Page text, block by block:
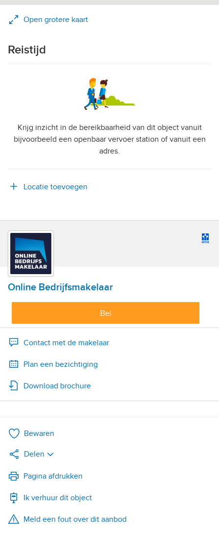
Online Bedrijfsmakelaar
Bel
Contact met de makelaar
Plan een bezichtiging
Download brochure
Open grotere kaart
Reistijd
Krijg inzicht in de bereikbaarheid van dit object vanuit
bijvoorbeeld een openbaar vervoer station of vanuit een
adres.
Locatie toevoegen
Bewaren
Delen
LinkedIn
WhatsApp
X
Pagina afdrukken
Ik verhuur dit object
Meld een fout over dit aanbod